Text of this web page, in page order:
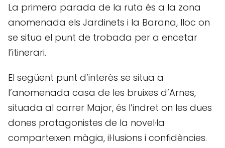
La primera parada de la ruta és a la zona
anomenada els Jardinets i la Barana, lloc on
se situa el punt de trobada per a encetar
l’itinerari.
El següent punt d’interès se situa a
l’anomenada casa de les bruixes d’Arnes,
situada al carrer Major, és l’indret on les dues
dones protagonistes de la novel·la
comparteixen màgia, il·lusions i confidències.